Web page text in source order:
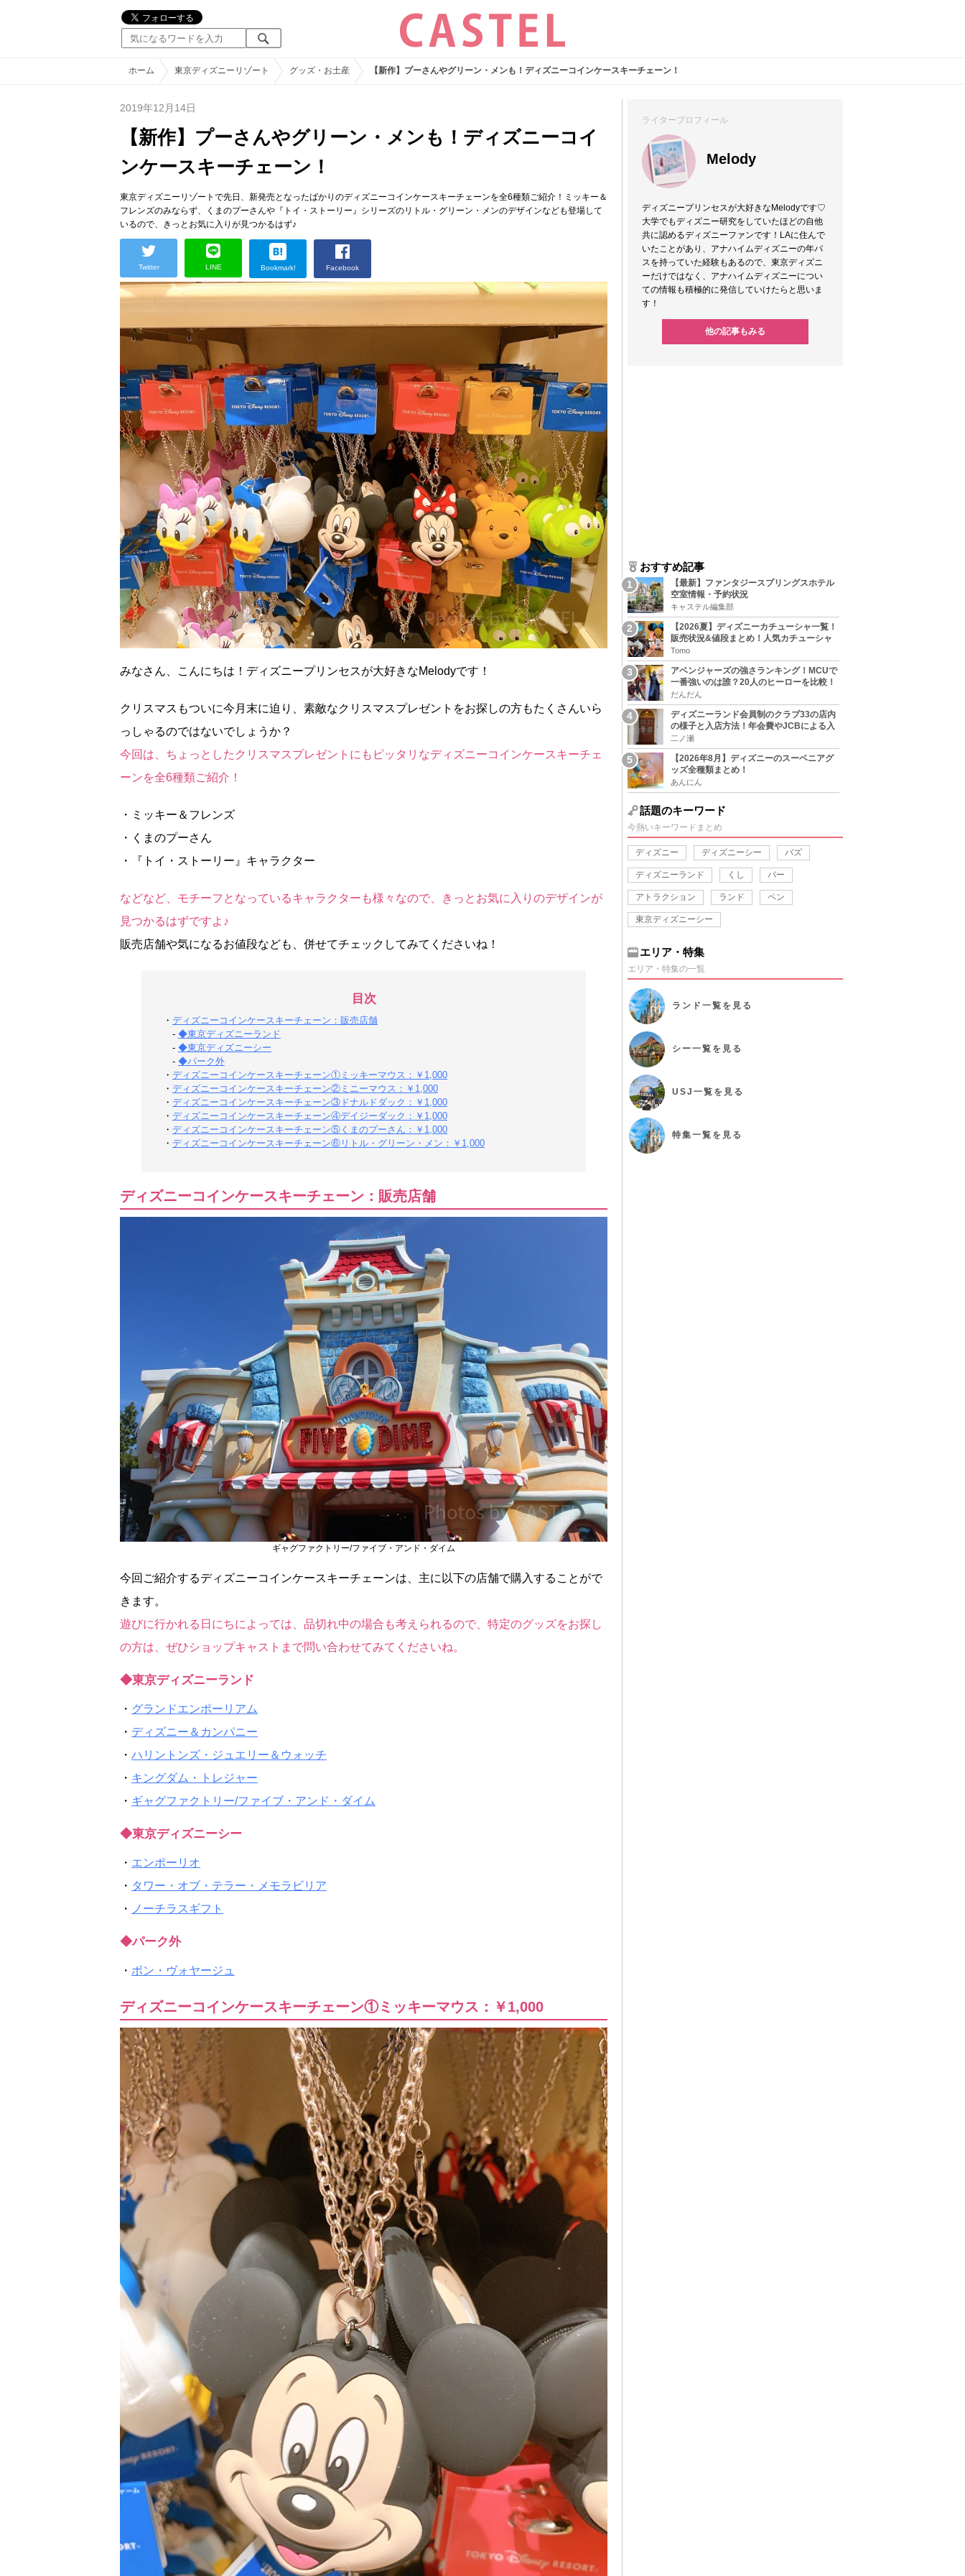
ホーム 東京ディズニーリゾート グッズ・お土産 【新作】プーさんやグリーン・メンも！ディズニーコインケースキーチェーン！
2019年12月14日
【新作】プーさんやグリーン・メンも！ディズニーコイ
ンケースキーチェーン！
東京ディズニーリゾートで先日、新発売となったばかりのディズニーコインケースキーチェーンを全6種類ご紹介！ミッキー＆
フレンズのみならず、くまのプーさんや『トイ・ストーリー』シリーズのリトル・グリーン・メンのデザインなども登場して
いるので、きっとお気に入りが見つかるはず♪
Twitter LINE Bookmark! Facebook
みなさん、こんにちは！ディズニープリンセスが大好きなMelodyです！
クリスマスもついに今月末に迫り、素敵なクリスマスプレゼントをお探しの方もたくさんいら
っしゃるのではないでしょうか？
今回は、ちょっとしたクリスマスプレゼントにもピッタリなディズニーコインケースキーチェ
ーンを全6種類ご紹介！
・ミッキー＆フレンズ
・くまのプーさん
・『トイ・ストーリー』キャラクター
などなど、モチーフとなっているキャラクターも様々なので、きっとお気に入りのデザインが
見つかるはずですよ♪
販売店舗や気になるお値段なども、併せてチェックしてみてくださいね！
目次
・ ディズニーコインケースキーチェーン：販売店舗
- ◆東京ディズニーランド
- ◆東京ディズニーシー
- ◆パーク外
・ ディズニーコインケースキーチェーン①ミッキーマウス：￥1,000
・ ディズニーコインケースキーチェーン②ミニーマウス：￥1,000
・ ディズニーコインケースキーチェーン③ドナルドダック：￥1,000
・ ディズニーコインケースキーチェーン④デイジーダック：￥1,000
・ ディズニーコインケースキーチェーン⑤くまのプーさん：￥1,000
・ ディズニーコインケースキーチェーン⑥リトル・グリーン・メン：￥1,000
ディズニーコインケースキーチェーン：販売店舗
ギャグファクトリー/ファイブ・アンド・ダイム
今回ご紹介するディズニーコインケースキーチェーンは、主に以下の店舗で購入することがで
きます。
遊びに行かれる日にちによっては、品切れ中の場合も考えられるので、特定のグッズをお探し
の方は、ぜひショップキャストまで問い合わせてみてくださいね。
◆東京ディズニーランド
・ グランドエンポーリアム
・ ディズニー＆カンパニー
・ ハリントンズ・ジュエリー＆ウォッチ
・ キングダム・トレジャー
・ ギャグファクトリー/ファイブ・アンド・ダイム
◆東京ディズニーシー
・ エンポーリオ
・ タワー・オブ・テラー・メモラビリア
・ ノーチラスギフト
◆パーク外
・ ボン・ヴォヤージュ
ディズニーコインケースキーチェーン①ミッキーマウス：￥1,000
ライタープロフィール
Melody
ディズニープリンセスが大好きなMelodyです♡
大学でもディズニー研究をしていたほどの自他
共に認めるディズニーファンです！LAに住んで
いたことがあり、アナハイムディズニーの年パ
スを持っていた経験もあるので、東京ディズニ
ーだけではなく、アナハイムディズニーについ
ての情報も積極的に発信していけたらと思いま
す！
他の記事もみる
おすすめ記事
【最新】ファンタジースプリングスホテル
空室情報・予約状況
キャステル編集部
【2026夏】ディズニーカチューシャ一覧！
販売状況&値段まとめ！人気カチューシャ
をチェック
Tomo
アベンジャーズの強さランキング！MCUで
一番強いのは誰？20人のヒーローを比較！
だんだん
ディズニーランド会員制のクラブ33の店内
の様子と入店方法！年会費やJCBによる入
り方も
二ノ瀬
【2026年8月】ディズニーのスーベニアグ
ッズ全種類まとめ！
あんにん
話題のキーワード
今熱いキーワードまとめ
ディズニー ディズニーシー バズ
ディズニーランド くし バー
アトラクション ランド ペン
東京ディズニーシー
エリア・特集
エリア・特集の一覧
ランド 一覧を見る
シー一覧を見る
USJ 一覧を見る
特集一覧を見る